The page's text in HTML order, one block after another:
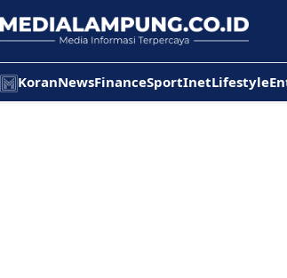
KoranNewsFinanceSportInetLifestyle